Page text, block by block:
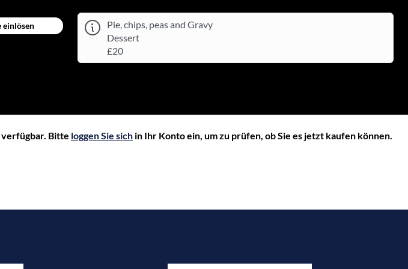
einlösen
Pie, chips, peas and Gravy
Dessert
£20
Bitte loggen Sie sich in Ihr Konto ein, um zu prüfen, ob Sie es jetzt kaufen können.